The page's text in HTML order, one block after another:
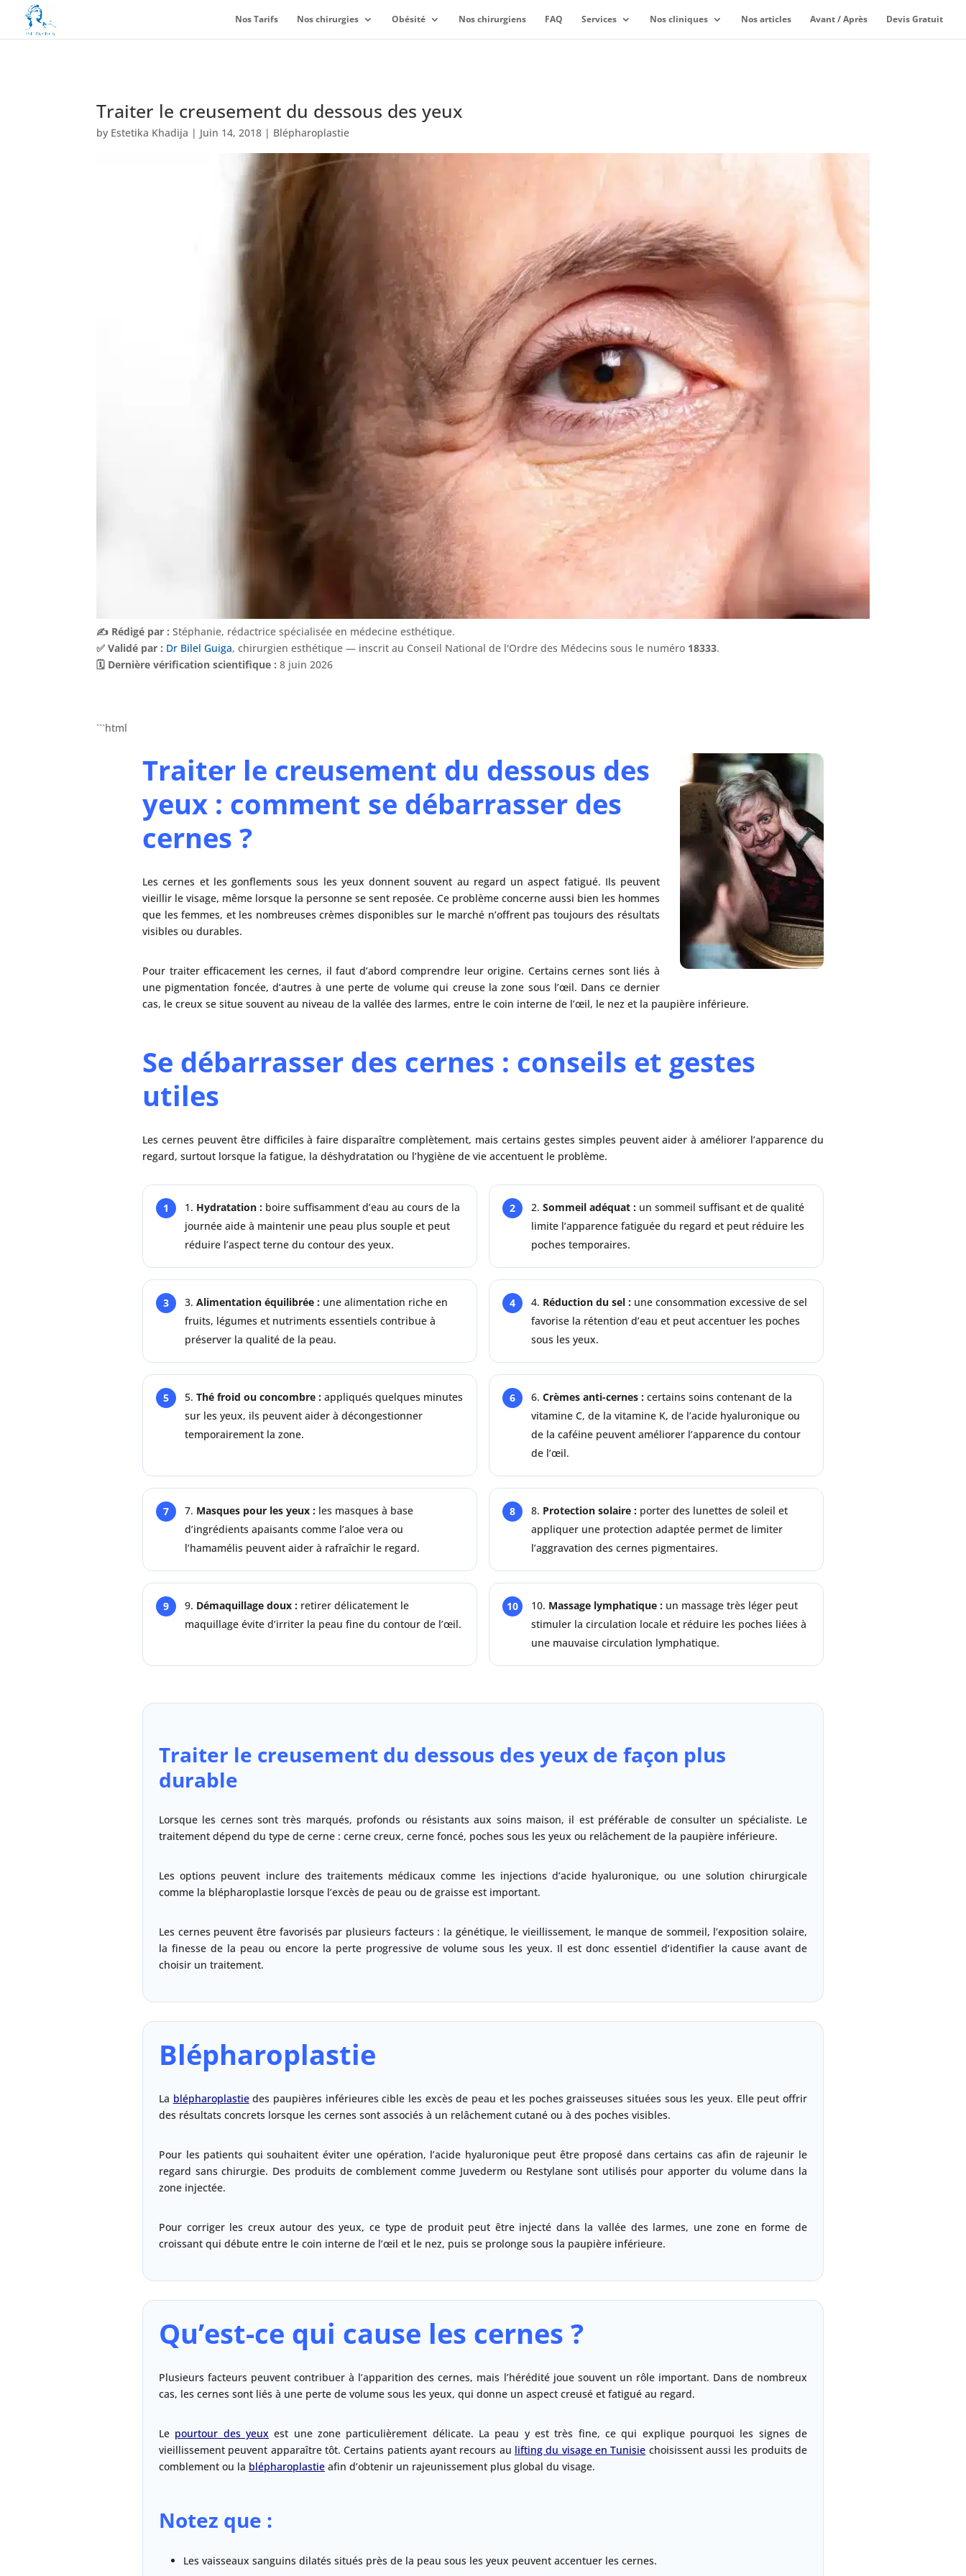
Nos Tarifs Nos chirurgies Obésité Nos chirurgiens FAQ Services Nos cliniques Nos articles Avant / Après Devis Gratuit
Traiter le creusement du dessous des yeux
by Estetika Khadija | Juin 14, 2018 | Blépharoplastie
✍️ Rédigé par : Stéphanie, rédactrice spécialisée en médecine esthétique.
✅ Validé par : Dr Bilel Guiga, chirurgien esthétique — inscrit au Conseil National de l'Ordre des Médecins sous le numéro 18333.
🗓️ Dernière vérification scientifique : 8 juin 2026
```html
Traiter le creusement du dessous des
yeux : comment se débarrasser des
cernes ?
Les cernes et les gonflements sous les yeux donnent souvent au regard un aspect fatigué. Ils peuvent
vieillir le visage, même lorsque la personne se sent reposée. Ce problème concerne aussi bien les hommes
que les femmes, et les nombreuses crèmes disponibles sur le marché n’offrent pas toujours des résultats
visibles ou durables.
Pour traiter efficacement les cernes, il faut d’abord comprendre leur origine. Certains cernes sont liés à
une pigmentation foncée, d’autres à une perte de volume qui creuse la zone sous l’œil. Dans ce dernier
cas, le creux se situe souvent au niveau de la vallée des larmes, entre le coin interne de l’œil, le nez et la paupière inférieure.
Se débarrasser des cernes : conseils et gestes
utiles
Les cernes peuvent être difficiles à faire disparaître complètement, mais certains gestes simples peuvent aider à améliorer l’apparence du
regard, surtout lorsque la fatigue, la déshydratation ou l’hygiène de vie accentuent le problème.
Hydratation : boire suffisamment d’eau au cours de la
journée aide à maintenir une peau plus souple et peut
réduire l’aspect terne du contour des yeux.
Sommeil adéquat : un sommeil suffisant et de qualité
limite l’apparence fatiguée du regard et peut réduire les
poches temporaires.
Alimentation équilibrée : une alimentation riche en
fruits, légumes et nutriments essentiels contribue à
préserver la qualité de la peau.
Réduction du sel : une consommation excessive de sel
favorise la rétention d’eau et peut accentuer les poches
sous les yeux.
Thé froid ou concombre : appliqués quelques minutes
sur les yeux, ils peuvent aider à décongestionner
temporairement la zone.
Crèmes anti-cernes : certains soins contenant de la
vitamine C, de la vitamine K, de l’acide hyaluronique ou
de la caféine peuvent améliorer l’apparence du contour
de l’œil.
Masques pour les yeux : les masques à base
d’ingrédients apaisants comme l’aloe vera ou
l’hamamélis peuvent aider à rafraîchir le regard.
Protection solaire : porter des lunettes de soleil et
appliquer une protection adaptée permet de limiter
l’aggravation des cernes pigmentaires.
Démaquillage doux : retirer délicatement le
maquillage évite d’irriter la peau fine du contour de l’œil.
Massage lymphatique : un massage très léger peut
stimuler la circulation locale et réduire les poches liées à
une mauvaise circulation lymphatique.
Traiter le creusement du dessous des yeux de façon plus
durable
Lorsque les cernes sont très marqués, profonds ou résistants aux soins maison, il est préférable de consulter un spécialiste. Le
traitement dépend du type de cerne : cerne creux, cerne foncé, poches sous les yeux ou relâchement de la paupière inférieure.
Les options peuvent inclure des traitements médicaux comme les injections d’acide hyaluronique, ou une solution chirurgicale
comme la blépharoplastie lorsque l’excès de peau ou de graisse est important.
Les cernes peuvent être favorisés par plusieurs facteurs : la génétique, le vieillissement, le manque de sommeil, l’exposition solaire,
la finesse de la peau ou encore la perte progressive de volume sous les yeux. Il est donc essentiel d’identifier la cause avant de
choisir un traitement.
Blépharoplastie
La blépharoplastiedes paupières inférieures cible les excès de peau et les poches graisseuses situées sous les yeux. Elle peut offrir
des résultats concrets lorsque les cernes sont associés à un relâchement cutané ou à des poches visibles.
Pour les patients qui souhaitent éviter une opération, l’acide hyaluronique peut être proposé dans certains cas afin de rajeunir le
regard sans chirurgie. Des produits de comblement comme Juvederm ou Restylane sont utilisés pour apporter du volume dans la
zone injectée.
Pour corriger les creux autour des yeux, ce type de produit peut être injecté dans la vallée des larmes, une zone en forme de
croissant qui débute entre le coin interne de l’œil et le nez, puis se prolonge sous la paupière inférieure.
Qu’est-ce qui cause les cernes ?
Plusieurs facteurs peuvent contribuer à l’apparition des cernes, mais l’hérédité joue souvent un rôle important. Dans de nombreux
cas, les cernes sont liés à une perte de volume sous les yeux, qui donne un aspect creusé et fatigué au regard.
Le pourtour des yeux est une zone particulièrement délicate. La peau y est très fine, ce qui explique pourquoi les signes de
vieillissement peuvent apparaître tôt. Certains patients ayant recours au lifting du visage en Tunisie choisissent aussi les produits de
comblement ou la blépharoplastie afin d’obtenir un rajeunissement plus global du visage.
Notez que :
Les vaisseaux sanguins dilatés situés près de la peau sous les yeux peuvent accentuer les cernes.